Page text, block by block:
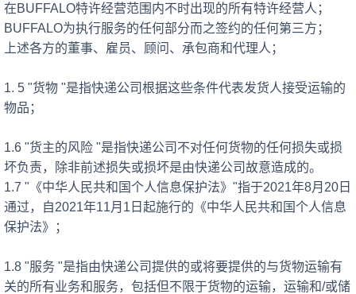
在BUFFALO特许经营范围内不时出现的所有特许经营人；
BUFFALO为执行服务的任何部分而之签约的任何第三方；
上述各方的董事、雇员、顾问、承包商和代理人；
1. 5 "货物 "是指快递公司根据这些条件代表发货人接受运输的
物品；
1.6 "货主的风险 "是指快递公司不对任何货物的任何损失或损
坏负责，除非前述损失或损坏是由快递公司故意造成的。
1.7 "《中华人民共和国个人信息保护法》"指于2021年8月20日
通过，自2021年11月1日起施行的《中华人民共和国个人信息
保护法》；
1.8 "服务 "是指由快递公司提供的或将要提供的与货物运输有
关的所有业务和服务，包括但不限于货物的运输，运输和/或储